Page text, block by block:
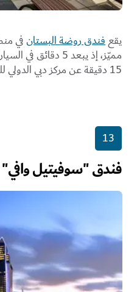
يقعفندق روضة البستانفي
مميّز، إذ يبعد 5
15 دقيقة عن مركز دبي الدولي للمؤتمرات وال
13
فندق "سوفيتيل وافي"